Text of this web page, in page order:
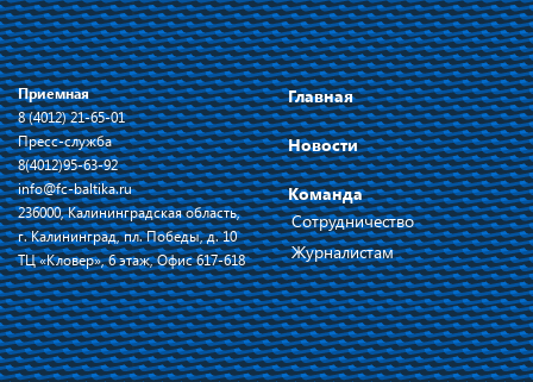
Приемная
8 (4012) 21-65-01
Пресс-служба
8(4012)95-63-92
info@fc-baltika.ru
236000, Калининградская область,
г. Калининград, пл. Победы, д. 10
ТЦ «Кловер», 6 этаж, Офис 617-618
Главная
Новости
Команда
Сотрудничество
Журналистам